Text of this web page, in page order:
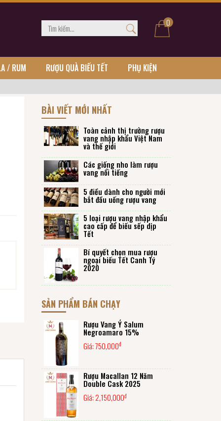
0
/ RUM RƯỢU QUÀ BIẾU TẾT PHỤ KIỆN
BÀI VIẾT MỚI NHẤT
Toàn cảnh thị trường rượu
vang nhập khẩu Việt Nam
và thế giới
Các giống nho làm rượu
vang nổi tiếng
5 điều dành cho người mới
bắt đầu uống rượu vang
5 loại rượu vang nhập khẩu
cao cấp để biếu sếp dịp
Tết
Bí quyết chọn mua rượu
ngoại biếu Tết Canh Tý
2020
SẢN PHẨM BÁN CHẠY
Rượu Vang Ý Salum
Negroamaro 15%
Giá:750,000đ
Rượu Macallan 12 Năm
Double Cask 2025
Giá: 2,150,000đ